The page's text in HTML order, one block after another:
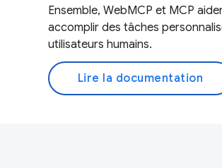
Ensemble, WebMCP et MCP
accomplir des tâches
utilisateurs humains.
Lire la documentation